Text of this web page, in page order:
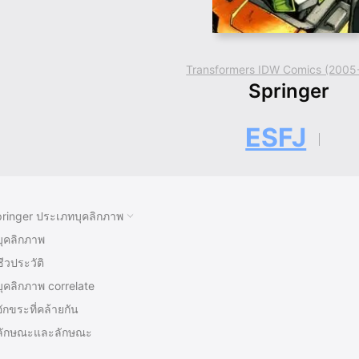
Transformers IDW Comics
Springer
ESFJ
ประเภทบุคลิกภาพ
คลิกภาพ
วประวัติ
คลิกภาพ correlate
กขระที่คล้ายกัน
กษณะและลักษณะ